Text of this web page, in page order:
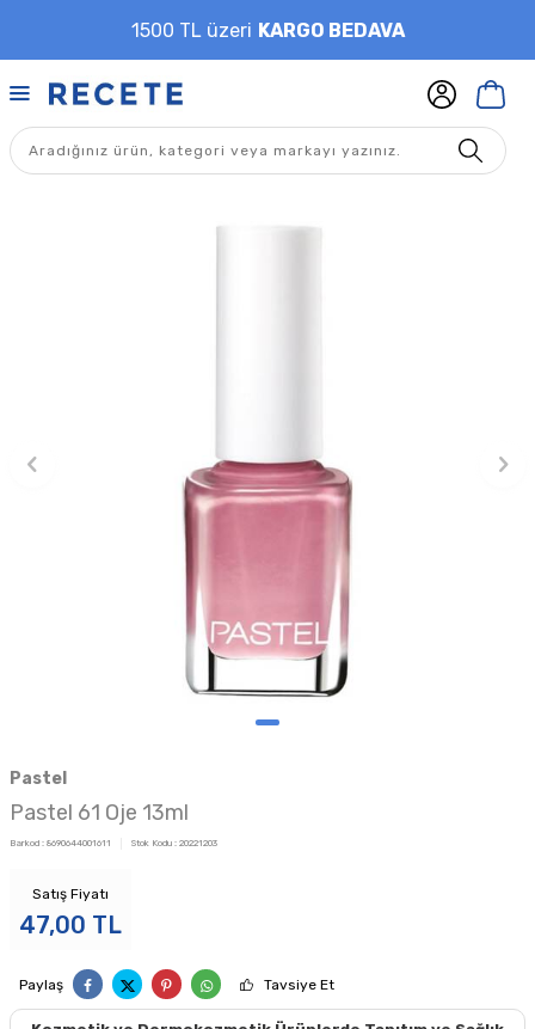
1500 TL üzeri KARGO BEDAVA
Pastel
Pastel 61 Oje 13ml
Barkod : 8690644001611 Stok Kodu : 20221203
Satış Fiyatı
47,00 TL
Paylaş Tavsiye Et